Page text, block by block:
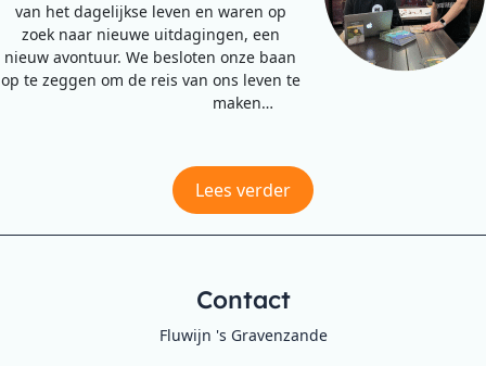
van het dagelijkse leven en waren op
zoek naar nieuwe uitdagingen, een
nieuw avontuur. We besloten onze baan
op te zeggen om de reis van ons leven te
maken…
Lees verder
Contact
Fluwijn 's Gravenzande